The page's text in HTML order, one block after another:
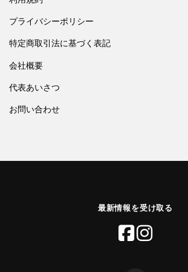
プライバシーポリシー
特定商取引法に基づく表記
会社概要
代表あいさつ
お問い合わせ
最新情報を受け取る